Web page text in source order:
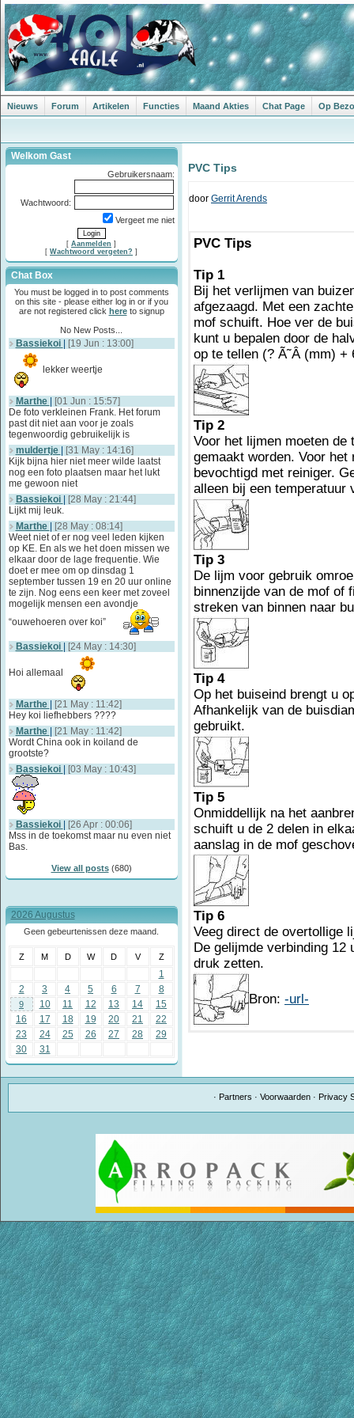
Nieuws Forum Artikelen Functies Maand Akties Chat Page Op
Welkom Gast
Gebruikersnaam:
Wachtwoord:
Vergeet me niet
[ Aanmelden ]
[ Wachtwoord vergeten? ]
Chat Box
You must be logged in to post comments
on this site - please either log in or if you
are not registered click hereto signup
No New Posts...
Bassiekoi [19 Jun : 13:00]
lekker weertje
Marthe
[01 Jun : 15:57]
De foto verkleinen Frank. Het forum
past dit niet aan voor je zoals
tegenwoordig gebruikelijk is
muldertje
[31 May : 14:16]
Kijk bijna hier niet meer wilde laatst
nog een foto plaatsen maar het lukt
me gewoon niet
Bassiekoi
[28 May : 21:44]
Lijkt mij leuk.
Marthe
[28 May : 08:14]
Weet niet of er nog veel leden kijken
op KE. En als we het doen missen we
elkaar door de lage frequentie. Wie
doet er mee om op dinsdag 1
september tussen 19 en 20 uur online
te zijn. Nog eens een keer met zoveel
mogelijk mensen een avondje
“ouwehoeren over koi”
Bassiekoi [24 May : 14:30]
Hoi allemaal
Marthe
[21 May : 11:42]
Hey koi liefhebbers ????
Marthe
[21 May : 11:42]
Wordt China ook in koiland de
grootste?
Bassiekoi
[03 May : 10:43]
Bassiekoi
[26 Apr : 00:06]
Mss in de toekomst maar nu even niet
Bas.
View all posts(680)
2026 Augustus
Geen gebeurtenissen deze maand.
Z M D W D V Z
1
2
3 4 5 6 7 8
9 10 11 12 13 14
15
16
17 18 19 20 21
22
23
24 25 26 27 28
29
30
31
PVC Tips
door Gerrit Arends
PVC Tips
Tip 1
Bij het verlijmen van
afgezaagd. Met een
mof schuift. Hoe ver de
kunt u bepalen door de
op te tellen (? Ã˜Â (mm)
Tip 2
Voor het lijmen moeten
gemaakt worden. Voor het
bevochtigd met reiniger.
alleen bij een temperatuur
Tip 3
De lijm voor gebruik
binnenzijde van de mof of
streken van binnen naar
Tip 4
Op het buiseind brengt u
Afhankelijk van de
gebruikt.
Tip 5
Onmiddellijk na het
schuift u de 2 delen in
aanslag in de mof
Tip 6
Veeg direct de overtollige
De gelijmde verbinding 12
druk zetten.
Bron: -url-
· Partners ·Voorwaarden · Privacy